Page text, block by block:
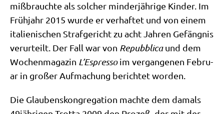
miß­brauch­te als sol­cher min­der­jäh­ri­ge Kin­der. Im
Früh­jahr 2015 wur­de er ver­haf­tet und von einem
ita­lie­ni­schen Straf­ge­richt zu acht Jah­ren Gefäng­nis
ver­ur­teilt. Der Fall war von Repubbli­caund dem
Wochen­ma­ga­zin L’Espressoim ver­gan­ge­nen Febru­
ar in gro­ßer Auf­ma­chung berich­tet worden.
Die Glau­bens­kon­gre­ga­ti­on mach­te dem damals